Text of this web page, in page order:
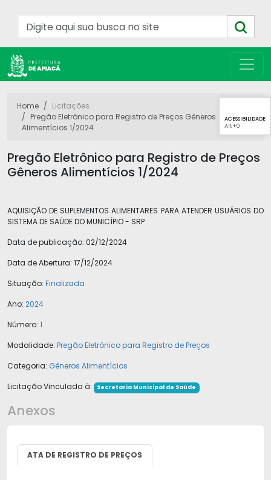
ACESSIBILIDADE
Alt+0
Home
Licitações
Pregão Eletrônico para Registro de Preços Gêneros
Alimentícios 1/2024
Pregão Eletrônico para Registro de Preços
Gêneros Alimentícios 1/2024
AQUISIÇÃO DE SUPLEMENTOS ALIMENTARES PARA ATENDER USUÁRIOS DO
SISTEMA DE SAÚDE DO MUNICÍPIO - SRP
Data de publicação: 02/12/2024
Data de Abertura: 17/12/2024
Situação: Finalizada
Ano: 2024
Número: 1
Modalidade: Pregão Eletrônico para Registro de Preços
Categoria: Gêneros Alimentícios
Licitação Vinculada à:
Secretaria Municipal de Saúde
Anexos
ATA DE REGISTRO DE PREÇOS